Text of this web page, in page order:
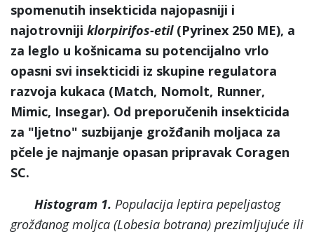
spomenutih insekticida najopasniji i
najotrovniji klorpirifos-etil(Pyrinex 250 ME), a
za leglo u košnicama su potencijalno vrlo
opasni svi insekticidi iz skupine regulatora
razvoja kukaca (Match, Nomolt, Runner,
Mimic, Insegar). Od preporučenih insekticida
za "ljetno" suzbijanje grožđanih moljaca za
pčele je najmanje opasan pripravak Coragen
SC.
Histogram 1. Populacija leptira pepeljastog
grožđanog moljca (Lobesia botrana) prezimljujuće ili